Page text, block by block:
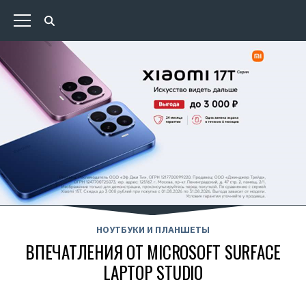
НОУТБУКИ И ПЛАНШЕТЫ
ВПЕЧАТЛЕНИЯ ОТ MICROSOFT SURFACE
LAPTOP STUDIO